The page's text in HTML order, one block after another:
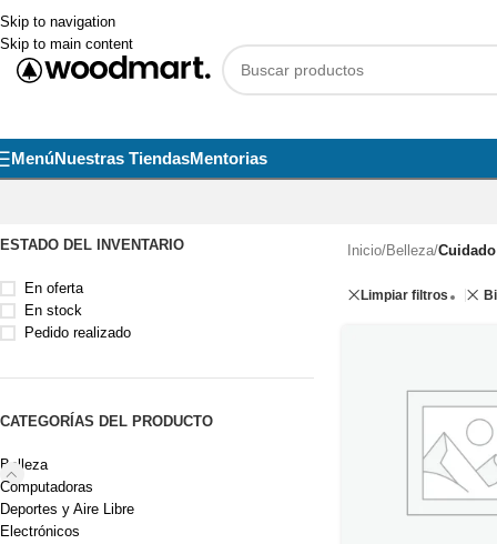
Skip to navigation
Skip to main content
MenúNuestras TiendasMentorias
ESTADO DEL INVENTARIO
En oferta
En stock
Pedido realizado
CATEGORÍAS DEL PRODUCTO
Belleza
Computadoras
Deportes y Aire Libre
Electrónicos
Inicio/Belleza/
Limpiar filtros